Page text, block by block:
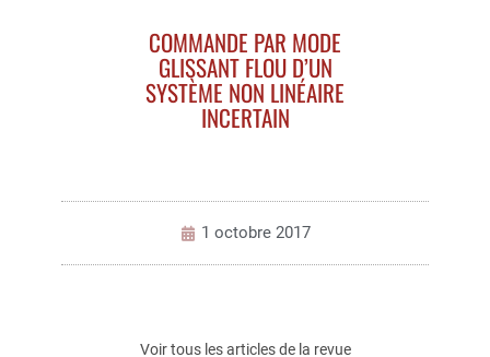
COMMANDE PAR MODE
GLISSANT FLOU D’UN
SYSTÈME NON LINÉAIRE
INCERTAIN
1 octobre 2017
Voir tous les articles de la revue